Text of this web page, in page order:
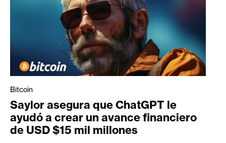
Bitcoin
Saylor asegura que ChatGPT le
ayudó a crear un avance financiero
de USD $15 mil millones